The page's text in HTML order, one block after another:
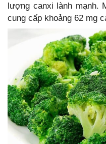
lượng canxi lành mạnh.
cung cấp khoảng 62 mg